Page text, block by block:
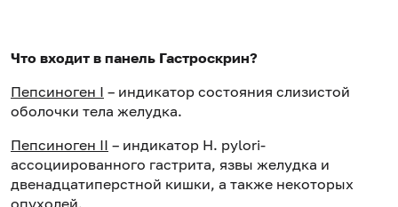
Что входит в панель Гастроскрин?
Пепсиноген I – индикатор состояния слизистой
оболочки тела желудка.
Пепсиноген II – индикатор H. pylori-
ассоциированного гастрита, язвы желудка и
двенадцатиперстной кишки, а также некоторых
опухолей.